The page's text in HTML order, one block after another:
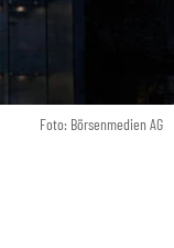
Foto: Börsenmedien AG